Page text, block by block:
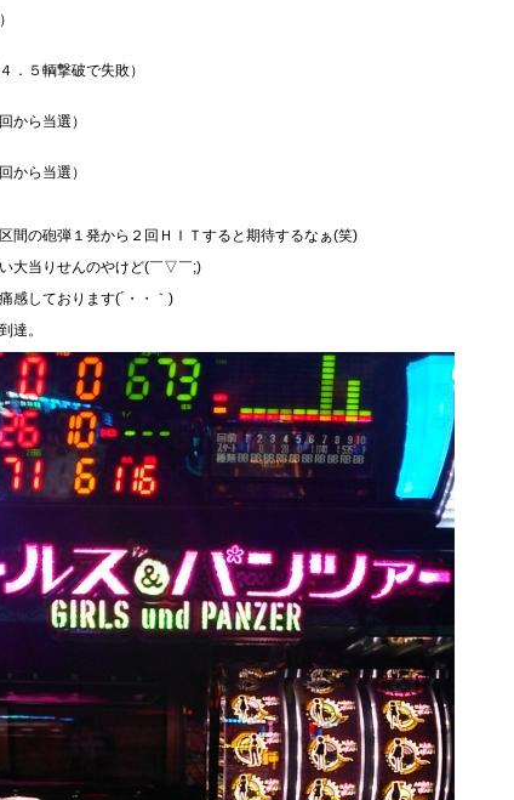
．５輌撃破で失敗）
から当選）
から当選）
間の砲弾１発から２回ＨＩＴすると期待するなぁ(笑)
大当りせんのやけど(￣▽￣;)
感しております(´・・｀)
達。